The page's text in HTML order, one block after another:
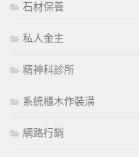
石材保養
私人金主
精神科診所
系統櫃木作裝潢
網路行銷